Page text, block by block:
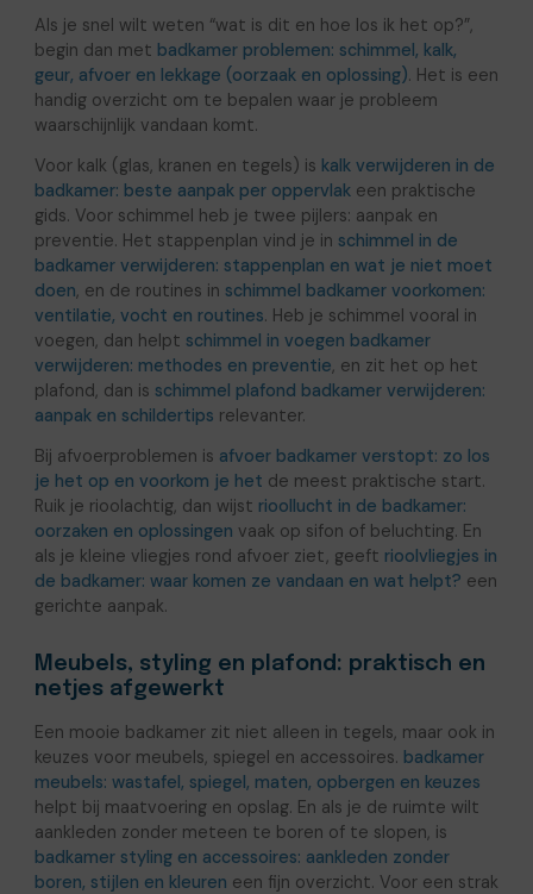
Als je snel wilt weten “wat is dit en hoe los ik het op?”,
begin dan met badkamer problemen: schimmel, kalk,
geur, afvoer en lekkage (oorzaak en oplossing). Het is een
handig overzicht om te bepalen waar je probleem
waarschijnlijk vandaan komt.
Voor kalk (glas, kranen en tegels) is kalk verwijderen in de
badkamer: beste aanpak per oppervlak een praktische
gids. Voor schimmel heb je twee pijlers: aanpak en
preventie. Het stappenplan vind je in schimmel in de
badkamer verwijderen: stappenplan en wat je niet moet
doen , en de routines in schimmel badkamer voorkomen:
ventilatie, vocht en routines. Heb je schimmel vooral in
voegen, dan helpt schimmel in voegen badkamer
verwijderen: methodes en preventie , en zit het op het
plafond, dan is schimmel plafond badkamer verwijderen:
aanpak en schildertips relevanter.
Bij afvoerproblemen is afvoer badkamer verstopt: zo los
je het op en voorkom je het de meest praktische start.
Ruik je rioolachtig, dan wijst rioollucht in de badkamer:
oorzaken en oplossingen vaak op sifon of beluchting. En
als je kleine vliegjes rond afvoer ziet, geeft rioolvliegjes in
de badkamer: waar komen ze vandaan en wat helpt? een
gerichte aanpak.
Meubels, styling en plafond: praktisch en
netjes afgewerkt
Een mooie badkamer zit niet alleen in tegels, maar ook in
keuzes voor meubels, spiegel en accessoires. badkamer
meubels: wastafel, spiegel, maten, opbergen en keuzes
helpt bij maatvoering en opslag. En als je de ruimte wilt
aankleden zonder meteen te boren of te slopen, is
badkamer styling en accessoires: aankleden zonder
boren, stijlen en kleuren een fijn overzicht. Voor een strak